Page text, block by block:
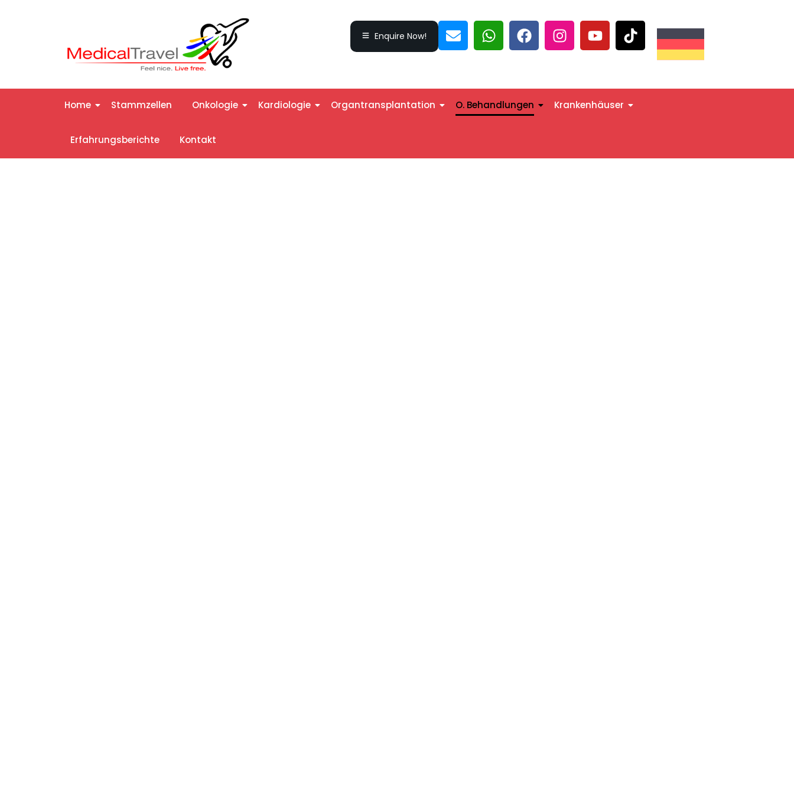
Enquire Now!
Home Stammzellen Onkologie Kardiologie Organtransplantation O. Behandlungen Krankenhäuser
Erfahrungsberichte Kontakt